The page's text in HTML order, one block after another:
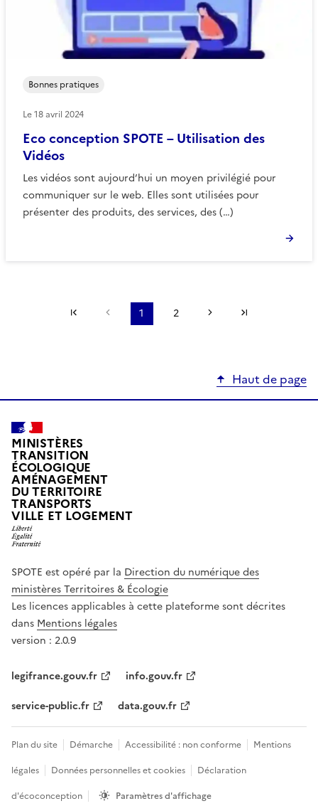
Eco conception SPOTE – Utilisation des
Vidéos
Les vidéos sont aujourd’hui un moyen privilégié pour
communiquer sur le web. Elles sont utilisées pour
présenter des produits, des services, des (…)
Bonnes pratiques
Le18 avril 2024
Première pagePage précédente
1 2 Page suivante
Haut de page
MINISTÈRES
TRANSITION
ÉCOLOGIQUE
AMÉNAGEMENT
DU TERRITOIRE
TRANSPORTS
VILLE ET LOGEMENT
SPOTE est opéré par la Direction du numérique des
ministères Territoires & Écologie
Les licences applicables à cette plateforme sont décrites
dans Mentions légales
version : 2.0.9
legifrance.gouv.fr
info.gouv.fr
service-public.fr
data.gouv.fr
Plan du site Démarche Accessibilité : non conforme
Mentions
légales
Données personnelles et cookies
Déclaration
d'écoconception
Paramètres d'affichage